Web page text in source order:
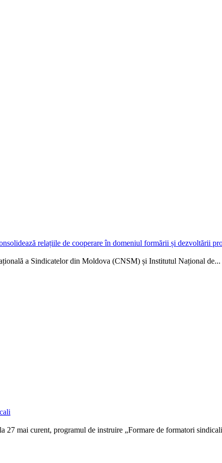
relațiile de cooperare în domeniul formării și dezvoltării
a Sindicatelor din Moldova (CNSM) și Institutul Național de...
mai curent, programul de instruire „Formare de formatori